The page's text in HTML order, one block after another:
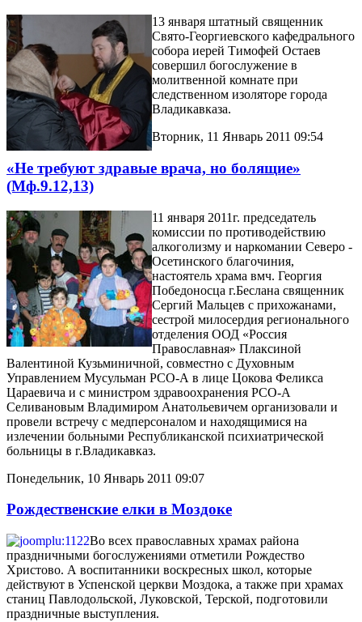
13 января штатный священник
Свято-Георгиевского кафедрального
собора иерей Тимофей Остаев
совершил богослужение в
молитвенной комнате при
следственном изоляторе города
Владикавказа.
Вторник, 11 Январь 2011 09:54
«Не требуют здравые врача, но болящие»
(Мф.9.12,13)
11 января 2011г. председатель
комиссии по противодействию
алкоголизму и наркомании Северо -
Осетинского благочиния,
настоятель храма вмч. Георгия
Победоносца г.Беслана священник
Сергий Мальцев с прихожанами,
сестрой милосердия регионального
отделения ООД «Россия
Православная» Плаксиной
Валентиной Кузьминичной, совместно с Духовным
Управлением Мусульман РСО-А в лице Цокова Феликса
Цараевича и с министром здравоохранения РСО-А
Селивановым Владимиром Анатольевичем организовали и
провели встречу с медперсоналом и находящимися на
излечении больными Республиканской психиатрической
больницы в г.Владикавказ.
Понедельник, 10 Январь 2011 09:07
Рождественские елки в Моздоке
Во всех православных храмах района
праздничными богослужениями отметили Рождество
Христово. А воспитанники воскресных школ, которые
действуют в Успенской церкви Моздока, а также при храмах
станиц Павлодольской, Луковской, Терской, подготовили
праздничные выступления.